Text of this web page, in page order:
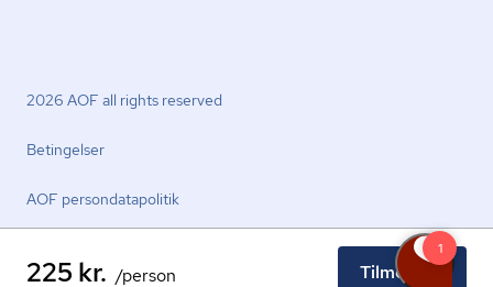
225 kr. /person Tilmeld nu
2026 AOF all rights reserved
Betingelser
AOF per­son­da­ta­po­li­tik
facebook.comyoutube.comlinkedin.com